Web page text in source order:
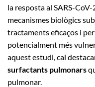
la resposta al SARS-
mecanismes biològics
tractaments eficaços i
potencialment més
aquest estudi, cal
surfactants pulmonars
pulmonar.